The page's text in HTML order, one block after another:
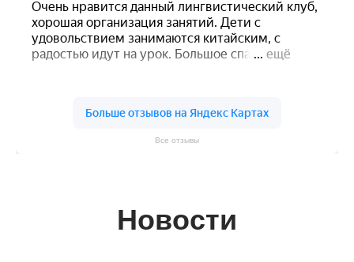
Все отзывы
Новости